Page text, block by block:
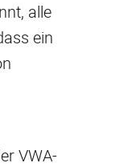
alle
ein
VWA-